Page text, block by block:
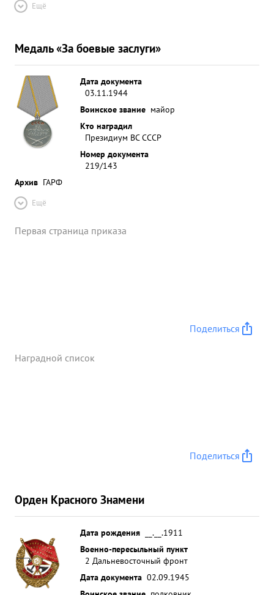
Ещё
Медаль «За боевые заслуги»
Дата документа
03.11.1944
Воинское звание майор
Кто наградил
Президиум ВС СССР
Номер документа
219/143
Архив ГАРФ
Ещё
Первая страница приказа
Поделиться
Наградной список
Поделиться
Орден Красного Знамени
Дата рождения
__.__.1911
Военно-пересыльный пункт
2 Дальневосточный фронт
Дата документа 02.09.1945